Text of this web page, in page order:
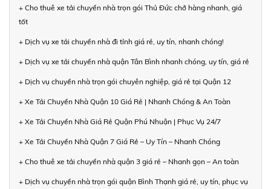
+ Cho thuê xe tải chuyển nhà trọn gói Thủ Đức chở hàng nhanh, giá
tốt
+ Dịch vụ xe tải chuyển nhà đi tỉnh giá rẻ, uy tín, nhanh chóng!
+ Dịch vụ xe tải chuyển nhà quận Tân Bình nhanh chóng, uy tín, giá rẻ
+ Dịch vụ chuyển nhà trọn gói chuyên nghiệp, giá rẻ tại Quận 12
+ Xe Tải Chuyển Nhà Quận 10 Giá Rẻ | Nhanh Chóng & An Toàn
+ Xe Tải Chuyển Nhà Giá Rẻ Quận Phú Nhuận | Phục Vụ 24/7
+ Xe Tải Chuyển Nhà Quận 7 Giá Rẻ – Uy Tín – Nhanh Chóng
+ Cho thuê xe tải chuyển nhà quận 3 giá rẻ – Nhanh gọn – An toàn
+ Dịch vụ chuyển nhà trọn gói quận Bình Thạnh giá rẻ, uy tín, phục vụ